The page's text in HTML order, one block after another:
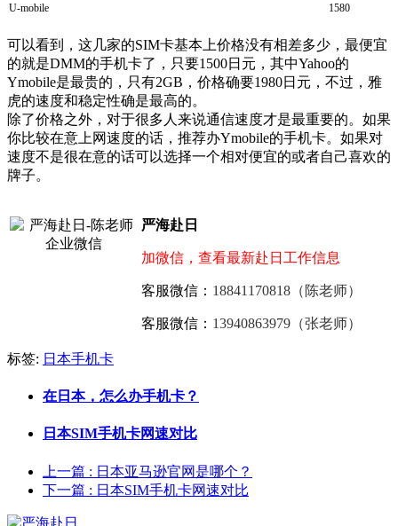
U-mobile 1580
可以看到，这几家的SIM卡基本上价格没有相差多少，最便宜
的就是DMM的手机卡了，只要1500日元，其中Yahoo的
Ymobile是最贵的，只有2GB，价格确要1980日元，不过，雅
虎的速度和稳定性确是最高的。
除了价格之外，对于很多人来说通信速度才是最重要的。如果
你比较在意上网速度的话，推荐办Ymobile的手机卡。如果对
速度不是很在意的话可以选择一个相对便宜的或者自己喜欢的
牌子。
严海赴日
加微信，查看最新赴日工作信息
客服微信： 18841170818（陈老师）
客服微信： 13940863979（张老师）
标签: 日本手机卡
在日本，怎么办手机卡？
日本SIM手机卡网速对比
上一篇 : 日本亚马逊官网是哪个？
下一篇 : 日本SIM手机卡网速对比